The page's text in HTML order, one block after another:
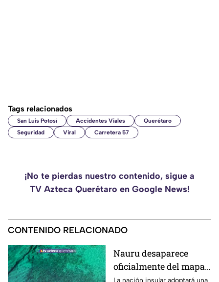
Tags relacionados
San Luis Potosí Accidentes Viales
Querétaro
Seguridad
Viral Carretera 57
¡No te pierdas nuestro contenido, sigue a
TV Azteca Querétaro en Google News!
CONTENIDO RELACIONADO
Nauru desaparece
oficialmente del mapa:
el pequeño país cambia